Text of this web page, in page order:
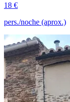
18 €
pers./noche (aprox.)